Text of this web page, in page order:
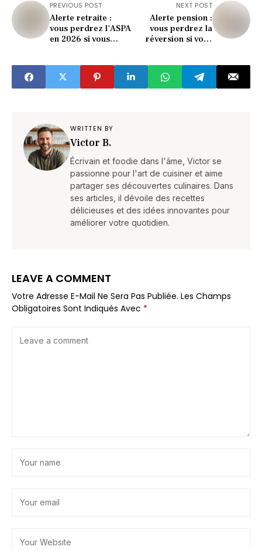
PREVIOUS POST
Alerte retraite :
vous perdrez l'ASPA
en 2026 si vous
NEXT POST
Alerte pension :
vous perdrez la
réversion si vous
WRITTEN BY
Victor B.
Écrivain et foodie dans l'âme, Victor se
passionne pour l'art de cuisiner et aime
partager ses découvertes culinaires. Dans
ses articles, il dévoile des recettes
délicieuses et des idées innovantes pour
améliorer votre quotidien.
LEAVE A COMMENT
Votre Adresse E-Mail Ne Sera Pas Publiée. Les Champs
Obligatoires Sont Indiqués Avec *